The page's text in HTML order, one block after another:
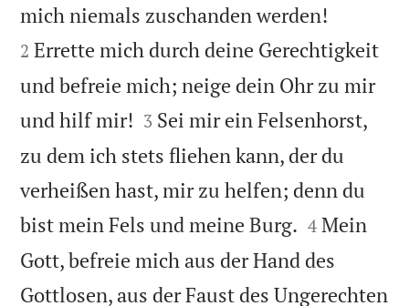
mich niemals zuschanden werden!
2 Errette mich durch deine Gerechtigkeit
und befreie mich; neige dein Ohr zu mir
und hilf mir! 

3 Sei mir ein Felsenhorst,
zu dem ich stets fliehen kann, der du
verheißen hast, mir zu helfen; denn du
bist mein Fels und meine Burg. 

4 Mein
Gott, befreie mich aus der Hand des
Gottlosen, aus der Faust des Ungerechten